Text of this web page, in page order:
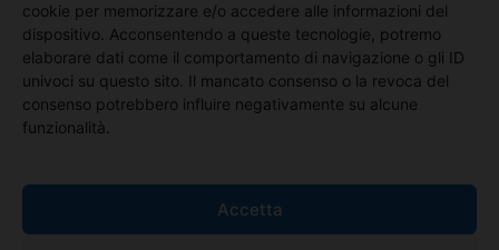
cookie per memorizzare e/o accedere alle informazioni del
dispositivo. Acconsentendo a queste tecnologie, potremo
elaborare dati come il comportamento di navigazione o gli ID
univoci su questo sito. Il mancato consenso o la revoca del
consenso potrebbero influire negativamente su alcune
funzionalità.
Accetta
NO ©
Richiedi l'adesione
Home